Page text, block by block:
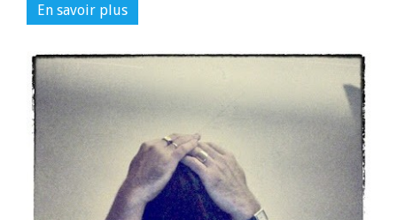
En savoir plus